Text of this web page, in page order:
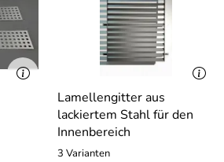
Lamellengitter aus
lackiertem Stahl für den
Innenbereich
3 Varianten